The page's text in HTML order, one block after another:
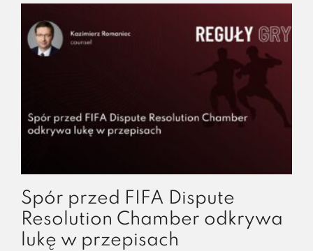
Spór przed FIFA Dispute
Resolution Chamber odkrywa
lukę w przepisach